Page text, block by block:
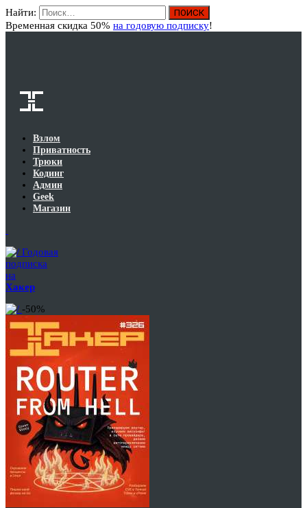
Найти:
Временная скидка 50% на годовую подписку!
Взлом
Приватность
Трюки
Кодинг
Админ
Geek
Магазин
Годовая
подписка
на
Хакер
-50%